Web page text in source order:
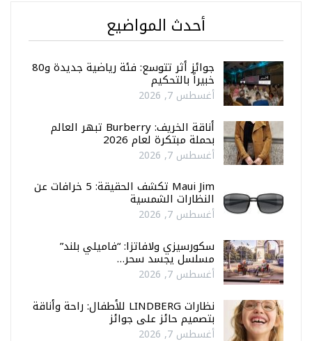
أحدث المواضيع
جوائز أثر تتوسع: فئة رياضية جديدة و80
خبيراً بالتحكيم
أغسطس 7, 2026
أناقة الخريف: Burberry تبهر العالم
بحملة مبتكرة لعام 2026
أغسطس 7, 2026
Maui Jim تكشف الحقيقة: 5 خرافات عن
النظارات الشمسية
أغسطس 7, 2026
سكورسيزي ولافاتزا: “فاميلي بلند”
مسلسل يجسد سحر…
أغسطس 7, 2026
نظارات LINDBERG للأطفال: راحة وأناقة
بتصميم حائز على جوائز
أغسطس 7, 2026